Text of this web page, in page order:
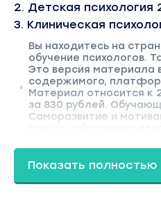
2. Детская психология
3. Клиническая
Вы находитесь на
обучение психологов.
Это версия материала
содержимого,
Материал относится к
за 830 рублей.
Саморазвитие и
Показать полностью